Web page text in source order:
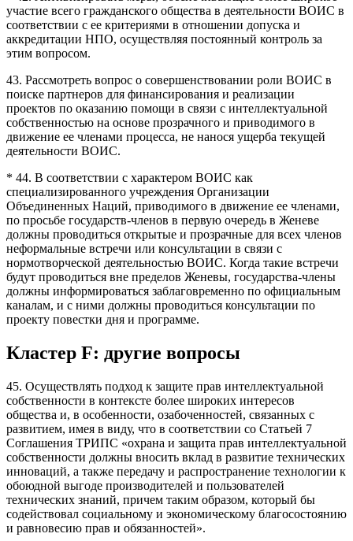
участие всего гражданского общества в деятельности ВОИС в
соответствии с ее критериями в отношении допуска и
аккредитации НПО, осуществляя постоянный контроль за
этим вопросом.
43. Рассмотреть вопрос о совершенствовании роли ВОИС в
поиске партнеров для финансирования и реализации
проектов по оказанию помощи в связи с интеллектуальной
собственностью на основе прозрачного и приводимого в
движение ее членами процесса, не нанося ущерба текущей
деятельности ВОИС.
* 44. В соответствии с характером ВОИС как
специализированного учреждения Организации
Объединенных Наций, приводимого в движение ее членами,
по просьбе государств-членов в первую очередь в Женеве
должны проводиться открытые и прозрачные для всех членов
неформальные встречи или консультации в связи с
нормотворческой деятельностью ВОИС. Когда такие встречи
будут проводиться вне пределов Женевы, государства-члены
должны информироваться заблаговременно по официальным
каналам, и с ними должны проводиться консультации по
проекту повестки дня и программе.
Кластер F: другие вопросы
45. Осуществлять подход к защите прав интеллектуальной
собственности в контексте более широких интересов
общества и, в особенности, озабоченностей, связанных с
развитием, имея в виду, что в соответствии со Статьей 7
Соглашения ТРИПС «охрана и защита прав интеллектуальной
собственности должны вносить вклад в развитие технических
инноваций, а также передачу и распространение технологии к
обоюдной выгоде производителей и пользователей
технических знаний, причем таким образом, который бы
содействовал социальному и экономическому благосостоянию
и равновесию прав и обязанностей».